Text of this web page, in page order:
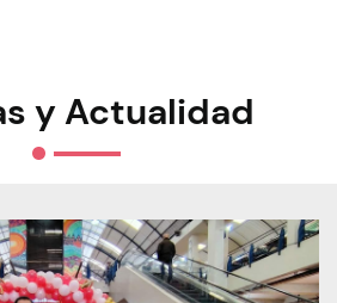
y Actualidad